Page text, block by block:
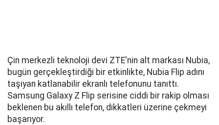
Çin merkezli teknoloji devi ZTE'nin alt markası Nubia,
bugün gerçekleştirdiği bir etkinlikte, Nubia Flip adını
taşıyan katlanabilir ekranlı telefonunu tanıttı.
Samsung Galaxy Z Flip serisine ciddi bir rakip olması
beklenen bu akıllı telefon, dikkatleri üzerine çekmeyi
başarıyor.